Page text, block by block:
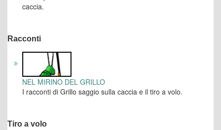
caccia.
Racconti
NEL MIRINO DEL GRILLO
I racconti di Grillo saggio sulla caccia e il tiro a volo.
Tiro a volo